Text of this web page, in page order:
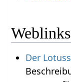
Weblinks
Der